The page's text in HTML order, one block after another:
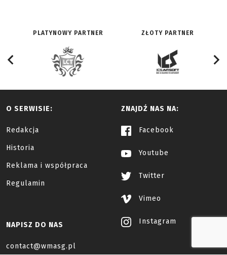
PLATYNOWY PARTNER ZŁOTY PARTNER
O SERWISIE:
Redakcja
Historia
Reklama i współpraca
Regulamin
ZNAJDŹ NAS NA:
Facebook
Youtube
Twitter
Vimeo
Instagram
NAPISZ DO NAS
contact@wmasg.pl